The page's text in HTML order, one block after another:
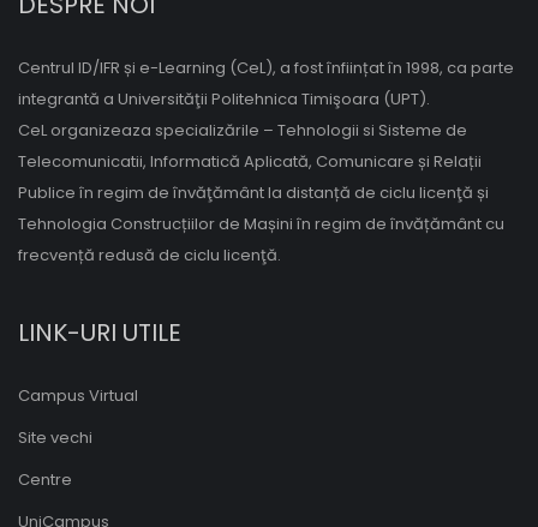
Centrul ID/IFR și e-Learning (CeL), a fost înființat în 1998, ca parte
integrantă a Universităţii Politehnica Timişoara (UPT).
CeL organizeaza specializările – Tehnologii si Sisteme de
Telecomunicatii, Informatică Aplicată, Comunicare și Relații
Publice în regim de învăţământ la distanță de ciclu licenţă și
Tehnologia Construcțiilor de Mașini în regim de învățământ cu
frecvență redusă de ciclu licenţă.
LINK-URI UTILE
Campus Virtual
Site vechi
Centre
UniCampus